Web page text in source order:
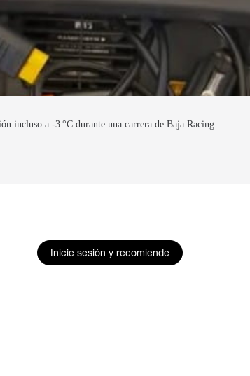
incluso a -3 °C durante una carrera de Baja Racing.
Inicie sesión y recomiende